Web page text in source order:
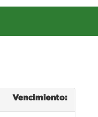
Vencimiento: